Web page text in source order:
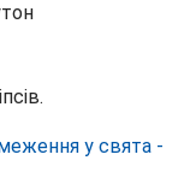
у свята -